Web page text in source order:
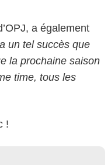
a également
un tel succès que
la prochaine saison
time, tous les
!